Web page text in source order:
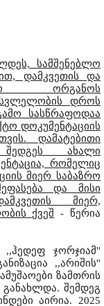
სამშენებლო
დამკვეთის და
ორგანოს
დროს
სასწრაფოდაა
დოკუმენტაციის
დამატებითი
შედგეს ახალი
რომელიც
მიერ საბაზრო
და მისი
მიერ,
ქვეშ - წერია
ჯორჯიამ''
,,არიშის''
ზამთრის
შემდეგ
აირია. 2025